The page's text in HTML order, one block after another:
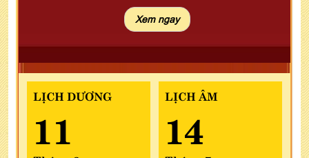
LỊCH DƯƠNG
11
LỊCH ÂM
14